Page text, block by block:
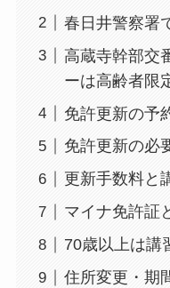
春日井警察署
高蔵寺幹部交
ーは高齢者限
免許更新の予
免許更新の必
更新手数料と
マイナ免許証
70歳以上は講
住所変更・期